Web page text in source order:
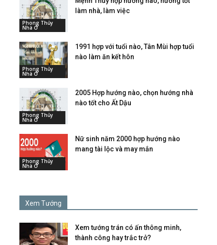
Phong Thủy
Nhà Ở
làm nhà, làm việc
Phong Thủy
Nhà Ở
1991 hợp với tuổi nào, Tân Mùi hợp tuổi
nào làm ăn kết hôn
Phong Thủy
Nhà Ở
2005 Hợp hướng nào, chọn hướng nhà
nào tốt cho Ất Dậu
Phong Thủy
Nhà Ở
Nữ sinh năm 2000 hợp hướng nào
mang tài lộc và may mắn
Xem Tướng
Xem tướng trán có ấn thông minh,
thành công hay trắc trở?